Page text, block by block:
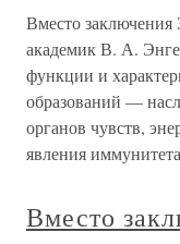
Вместо заключения
академик В. А.
функции и
образований —
органов чувств,
явления
Вместо